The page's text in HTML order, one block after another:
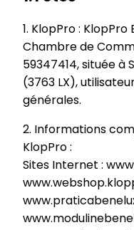
1. KlopPro :
Chambre de
59347414, située à
(3763 LX),
générales.
2. Informations
KlopPro :
Sites Internet :